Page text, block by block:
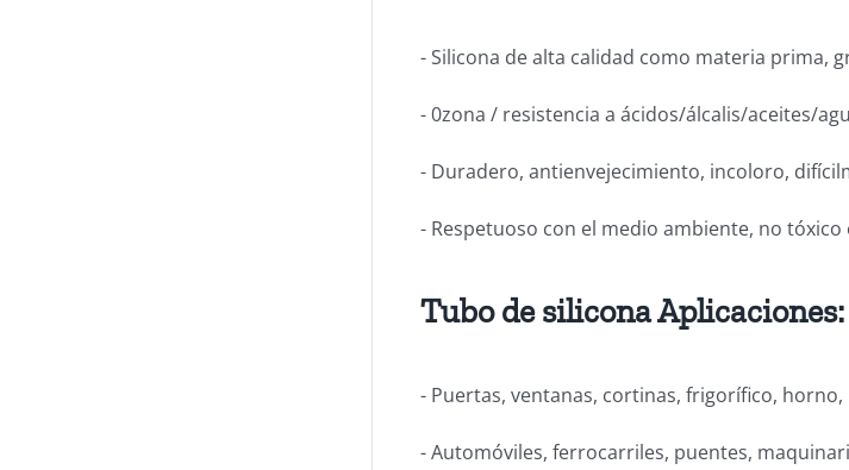
- Silicona de alta calidad como materia prima,
- 0zona / resistencia a ácidos/álcalis/aceites/
- Duradero, antienvejecimiento, incoloro,
- Respetuoso con el medio ambiente, no
Tubo de silicona Aplicaciones:
- Puertas, ventanas, cortinas, frigorífico,
- Automóviles, ferrocarriles, puentes,